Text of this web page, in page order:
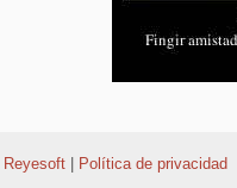
Reyesoft
Política de privacidad